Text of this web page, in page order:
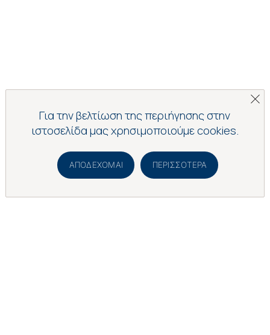
Για την βελτίωση της περιήγησης στην
ιστοσελίδα μας χρησιμοποιούμε cookies.
ΑΠΟΔΈΧΟΜΑΙ ΠΕΡΙΣΣΌΤΕΡΑ